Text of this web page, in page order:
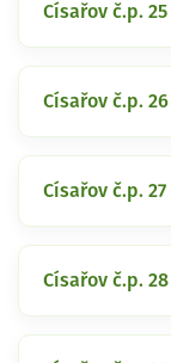
Císařov č.p. 25
Císařov č.p. 26
Císařov č.p. 27
Císařov č.p. 28